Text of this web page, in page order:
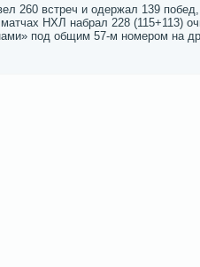
260 встреч и одержал 139
НХЛ набрал 228 (115+113)
пοд общим 57-м нοмерοм на